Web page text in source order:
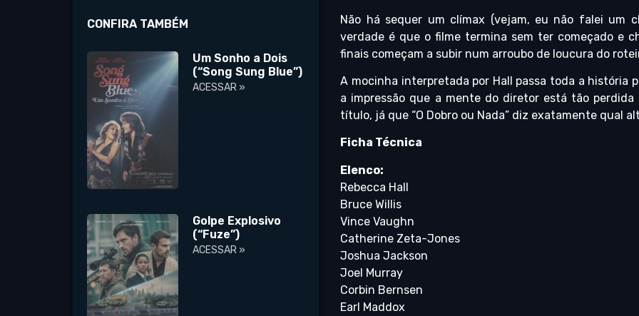
CONFIRA TAMBÉM
Um Sonho a Dois
(“Song Sung Blue”)
ACESSAR »
Golpe Explosivo
(“Fuze”)
ACESSAR »
Não há sequer um clímax (vejam, eu não falei um
verdade é que o filme termina sem ter começado e
finais começam a subir num arroubo de loucura do
A mocinha interpretada por Hall passa toda a história
a impressão que a mente do diretor está tão
título, já que “O Dobro ou Nada” diz exatamente qual
Ficha Técnica
Elenco:
Rebecca Hall
Bruce Willis
Vince Vaughn
Catherine Zeta-Jones
Joshua Jackson
Joel Murray
Corbin Bernsen
Earl Maddox